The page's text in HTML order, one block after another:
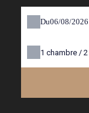
Du
1 chambre / 2